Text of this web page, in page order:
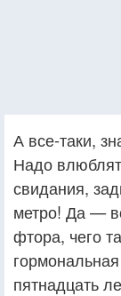
А все-таки,
Надо
свидания,
метро! Да —
фтора, чего
пятнадцать